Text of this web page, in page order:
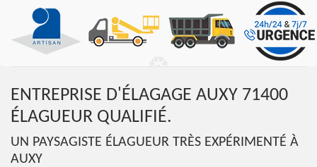
ENTREPRISE D'ÉLAGAGE AUXY 71400
ÉLAGUEUR QUALIFIÉ.
UN PAYSAGISTE ÉLAGUEUR TRÈS EXPÉRIMENTÉ À
AUXY